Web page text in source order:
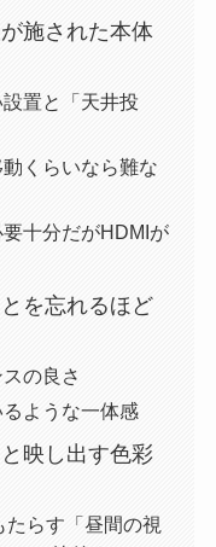
施された本体
置と「天井投
くらいなら難な
十分だがHDMIが
を忘れるほど
の良さ
ような一体感
映し出す色彩
らす「昼間の視